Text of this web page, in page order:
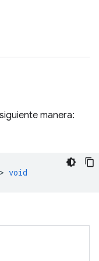
manera:
void